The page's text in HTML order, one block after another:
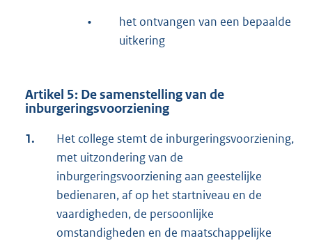
•
het ontvangen van een bepaalde
uitkering
Artikel 5: De samenstelling van de
inburgeringsvoorziening
1.
Het college stemt de inburgeringsvoorziening,
met uitzondering van de
inburgeringsvoorziening aan geestelijke
bedienaren, af op het startniveau en de
vaardigheden, de persoonlijke
omstandigheden en de maatschappelijke